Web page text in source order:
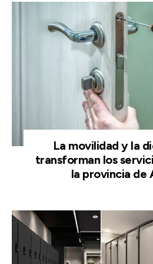
La movilidad y la
transforman los
la provincia de